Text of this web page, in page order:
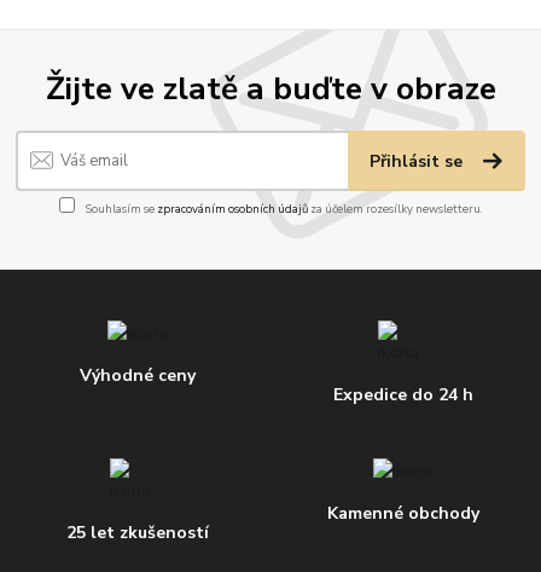
Žijte ve zlatě a buďte v obraze
Přihlásit se
Souhlasím se zpracováním osobních údajůza účelem rozesílky newsletteru.
Výhodné ceny
Expedice do 24 h
25 let zkušeností
Kamenné obchody